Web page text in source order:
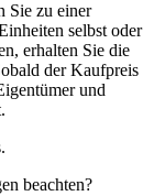
Sie zu einer
selbst oder
erhalten Sie die
der Kaufpreis
und
beachten?